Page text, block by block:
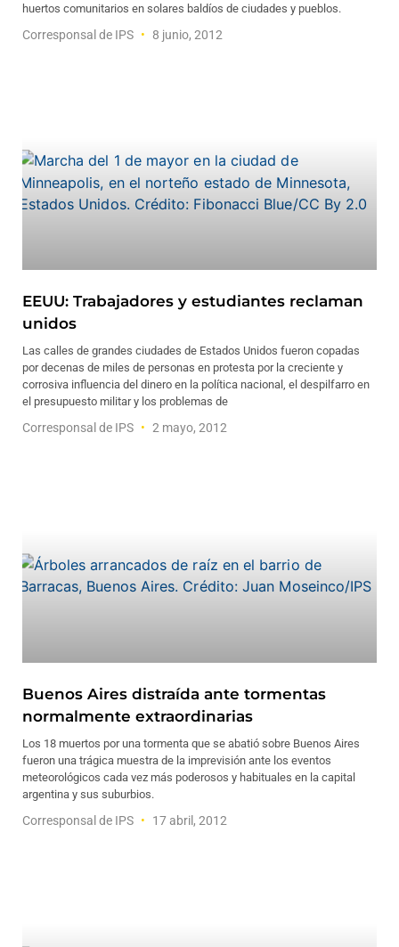
huertos comunitarios en solares baldíos de ciudades y pueblos.
Corresponsal de IPS 8 junio, 2012
EEUU: Trabajadores y estudiantes reclaman
unidos
Las calles de grandes ciudades de Estados Unidos fueron copadas
por decenas de miles de personas en protesta por la creciente y
corrosiva influencia del dinero en la política nacional, el despilfarro en
el presupuesto militar y los problemas de
Corresponsal de IPS 2 mayo, 2012
Buenos Aires distraída ante tormentas
normalmente extraordinarias
Los 18 muertos por una tormenta que se abatió sobre Buenos Aires
fueron una trágica muestra de la imprevisión ante los eventos
meteorológicos cada vez más poderosos y habituales en la capital
argentina y sus suburbios.
Corresponsal de IPS 17 abril, 2012